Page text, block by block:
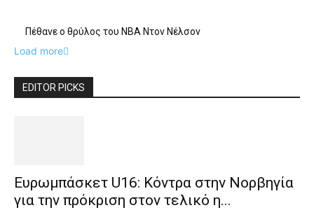
Πέθανε ο θρύλος του NBA Ντον Νέλσον
Load more
EDITOR PICKS
Ευρωμπάσκετ U16: Κόντρα στην Νορβηγία
για την πρόκριση στον τελικό η...